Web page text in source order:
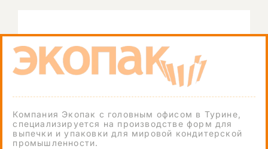
Компания Экопак с головным офисом в Турине,
специализируется на производстве форм для
выпечки и упаковки для мировой кондитерской
промышленности.